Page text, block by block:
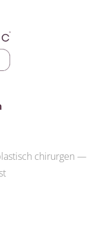
chirurgen —